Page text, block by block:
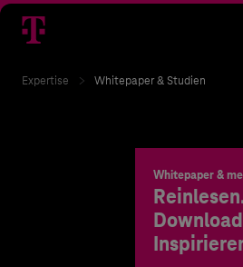
Expertise Whitepaper & Studien
Whitepaper &